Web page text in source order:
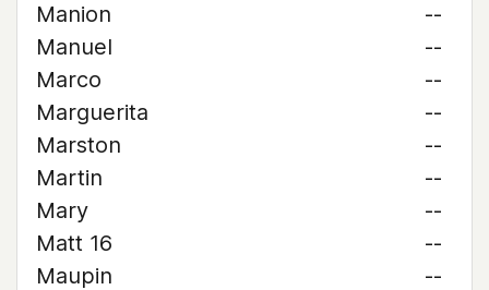
Manion
--
Manuel
--
Marco
--
Marguerita
--
Marston
--
Martin
--
Mary
--
Matt 16
--
Maupin
--